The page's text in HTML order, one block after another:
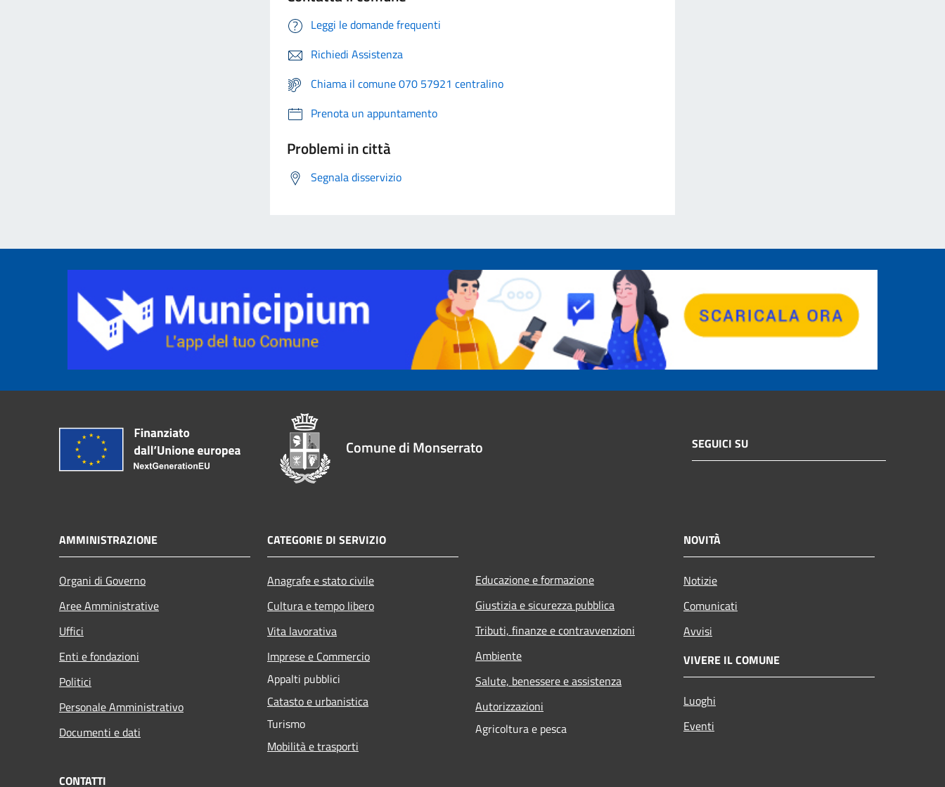
Leggi le domande frequenti
Richiedi Assistenza
Chiama il comune 070 57921 centralino
Prenota un appuntamento
Problemi in città
Segnala disservizio
Comune di Monserrato SEGUICI SU
AMMINISTRAZIONE
Organi di Governo
Aree Amministrative
Uffici
Enti e fondazioni
Politici
Personale Amministrativo
Documenti e dati
CATEGORIE DI SERVIZIO
Anagrafe e stato civile
Cultura e tempo libero
Vita lavorativa
Imprese e Commercio
Appalti pubblici
Catasto e urbanistica
Turismo
Mobilità e trasporti
Educazione e formazione
Giustizia e sicurezza pubblica
Tributi, finanze e contravvenzioni
Ambiente
Salute, benessere e assistenza
Autorizzazioni
Agricoltura e pesca
NOVITÀ
Notizie
Comunicati
Avvisi
VIVERE IL COMUNE
Luoghi
Eventi
CONTATTI